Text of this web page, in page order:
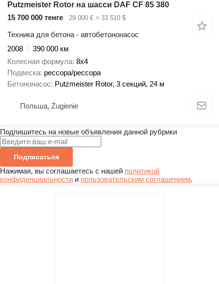
Putzmeister Rotor на шасси DAF CF 85 380
15 700 000 тенге
29 000 € ≈ 33 510 $
Техника для бетона - автобетононасос
2008
390 000 км
Колесная формула 8x4
Подвеска рессора/рессора
Бетононасос Putzmeister Rotor, 3 секций, 24 м
Польша, Żugienie
Подпишитесь на новые объявления данной рубрики
Подписаться
Нажимая, вы соглашаетесь с нашей политикой
конфиденциальности и пользовательским соглашением.